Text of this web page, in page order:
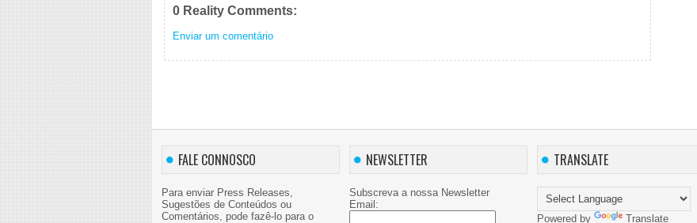
0 Reality Comments:
Enviar um comentário
FALE CONNOSCO
Para enviar Press Releases,
Sugestões de Conteúdos ou
Comentários, pode fazê-lo para o
NEWSLETTER
Subscreva a nossa Newsletter
Email:
TRANSLATE
Powered by Translate